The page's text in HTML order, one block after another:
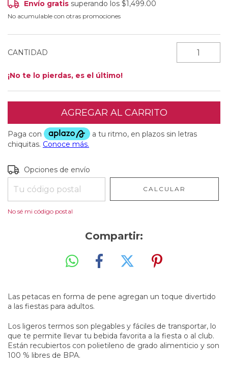
Envío gratis superando los$1,499.00
No acumulable con otras promociones
CANTIDAD
¡No te lo pierdas, es el último!
Entregas para el CP:
Opciones de envío
CALCULAR
No sé mi código postal
Compartir:
Las petacas en forma de pene agregan un toque divertido
a las fiestas para adultos.
Los ligeros termos son plegables y fáciles de transportar, lo
que te permite llevar tu bebida favorita a la fiesta o al club.
Están recubiertos con polietileno de grado alimenticio y son
100 % libres de BPA.